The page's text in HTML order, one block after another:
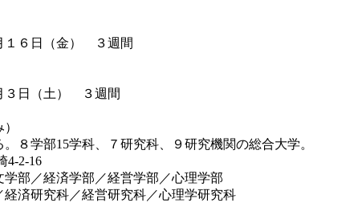
６日（金） ３週間
日（土） ３週間
８学部15学科、７研究科、９研究機関の総合大学。
4-2-16
部／経営学部／心理学部
経営研究科／心理学研究科